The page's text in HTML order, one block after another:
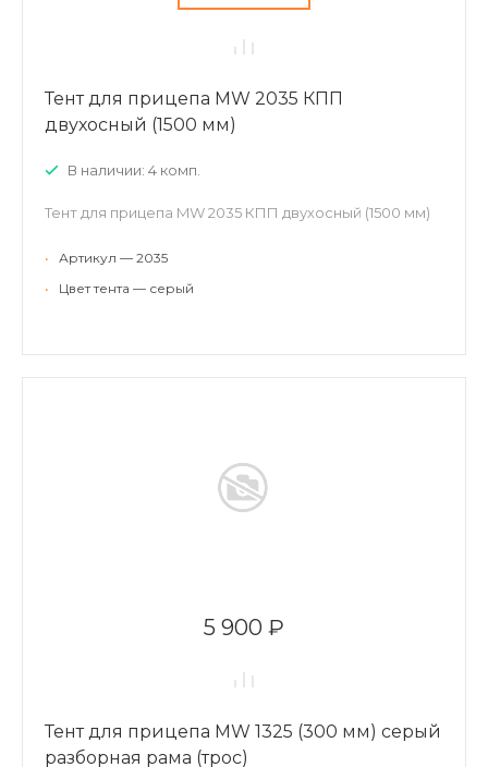
Тент для прицепа MW 2035 КПП
двухосный (1500 мм)
В наличии: 4 комп.
Тент для прицепа MW 2035 КПП двухосный (1500 мм)
•
Артикул — 2035
•
Цвет тента — серый
5 900 ₽
Тент для прицепа MW 1325 (300 мм) серый
разборная рама (трос)